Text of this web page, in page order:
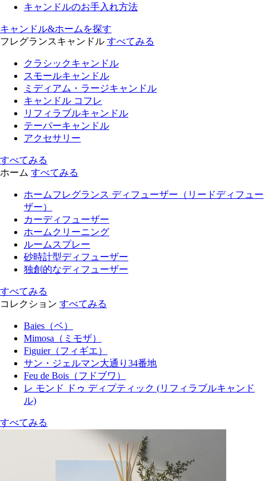
キャンドルのお手入れ方法
キャンドル&ホームを探す
フレグランスキャンドル すべてみる
クラシックキャンドル
スモールキャンドル
ミディアム・ラージキャンドル
キャンドル コフレ
リフィラブルキャンドル
テーパーキャンドル
アクセサリー
すべてみる
ホーム すべてみる
ホームフレグランス ディフューザー（リードディフュー
ザー）
カーディフューザー
ホームクリーニング
ルームスプレー
砂時計型ディフューザー
独創的なディフューザー
すべてみる
コレクション すべてみる
Baies（ベ）
Mimosa（ミモザ）
Figuier（フィギエ）
サン・ジェルマン大通り34番地
Feu de Bois（フドブワ）
レ モンド ドゥ ディプティック (リフィラブルキャンド
ル)
すべてみる